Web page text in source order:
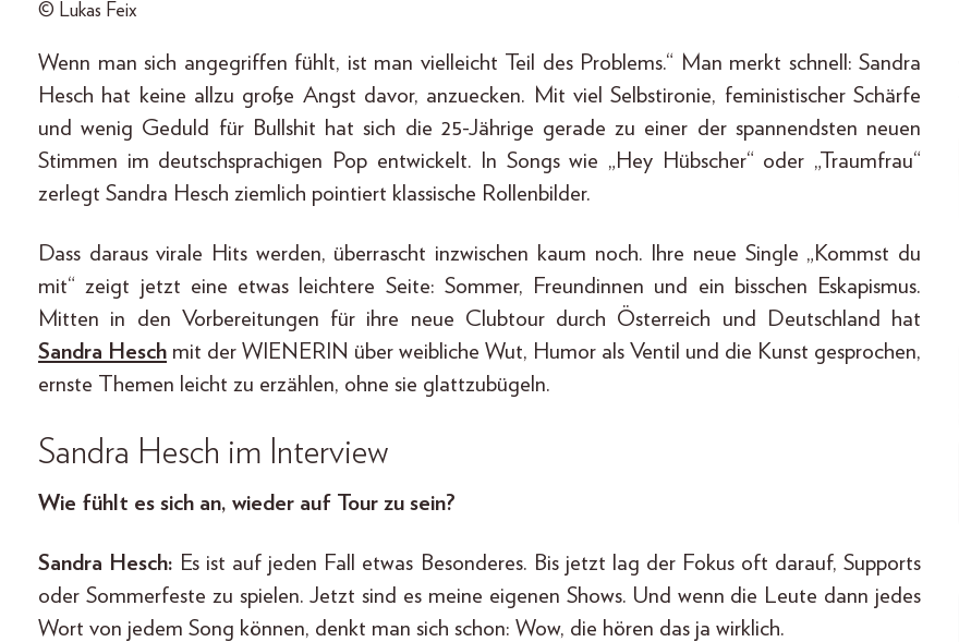
© Lukas Feix
Wenn man sich angegriffen fühlt, ist man vielleicht Teil des Problems.“ Man merkt schnell: Sandra
Hesch hat keine allzu große Angst davor, anzuecken. Mit viel Selbstironie, feministischer Schärfe
und wenig Geduld für Bullshit hat sich die 25-Jährige gerade zu einer der spannendsten neuen
Stimmen im deutschsprachigen Pop entwickelt. In Songs wie „Hey Hübscher“ oder „Traumfrau“
zerlegt Sandra Hesch ziemlich pointiert klassische Rollenbilder.
Dass daraus virale Hits werden, überrascht inzwischen kaum noch. Ihre neue Single „Kommst du
mit“ zeigt jetzt eine etwas leichtere Seite: Sommer, Freundinnen und ein bisschen Eskapismus.
Mitten in den Vorbereitungen für ihre neue Clubtour durch Österreich und Deutschland hat
Sandra Hesch mit der WIENERIN über weibliche Wut, Humor als Ventil und die Kunst gesprochen,
ernste Themen leicht zu erzählen, ohne sie glattzubügeln.
Sandra Hesch im Interview
Wie fühlt es sich an, wieder auf Tour zu sein?
Sandra Hesch: Es ist auf jeden Fall etwas Besonderes. Bis jetzt lag der Fokus oft darauf, Supports
oder Sommerfeste zu spielen. Jetzt sind es meine eigenen Shows. Und wenn die Leute dann jedes
Wort von jedem Song können, denkt man sich schon: Wow, die hören das ja wirklich.